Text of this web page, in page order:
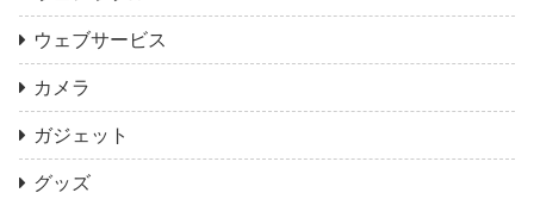
ウェブサービス
カメラ
ガジェット
グッズ